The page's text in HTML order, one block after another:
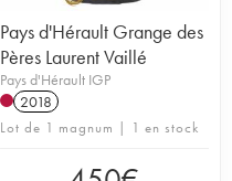
Pays d'Hérault Grange des
Pères Laurent Vaillé
Pays d'Hérault IGP
2018
Lot de 1 magnum | 1 en stock